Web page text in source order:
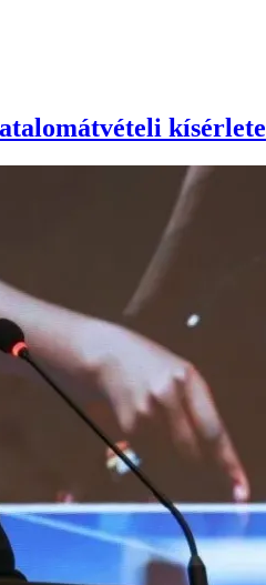
kísérlete